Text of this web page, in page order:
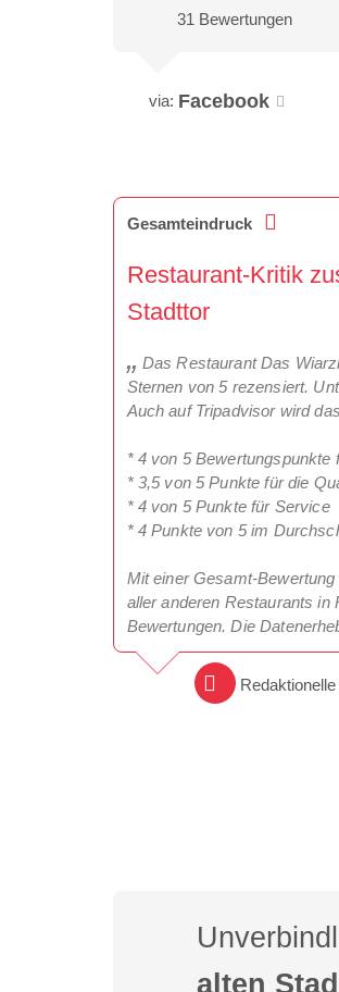
31 Bewertungen
via: Facebook
Gesamteindruck
Restaurant-Kritik
Stadttor
Das Restaurant Das
Sternen von 5 rezensiert.
Auch auf Tripadvisor wird
* 4 von 5 Bewertungspunkte
* 3,5 von 5 Punkte für die
* 4 von 5 Punkte für Service
* 4 Punkte von 5 im
Mit einer Gesamt-
aller anderen Restaurants in
Bewertungen. Die
alten